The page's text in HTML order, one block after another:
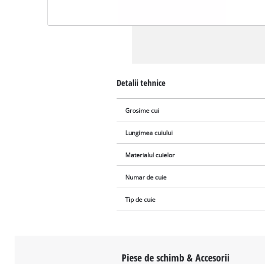
Detalii tehnice
Grosime cui
Lungimea cuiului
Materialul cuielor
Numar de cuie
Tip de cuie
Piese de schimb & Accesorii